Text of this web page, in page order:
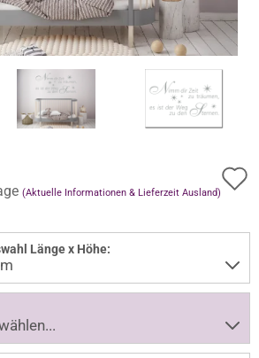
(Aktuelle Informationen & Lieferzeit Ausland)
Länge x Höhe: